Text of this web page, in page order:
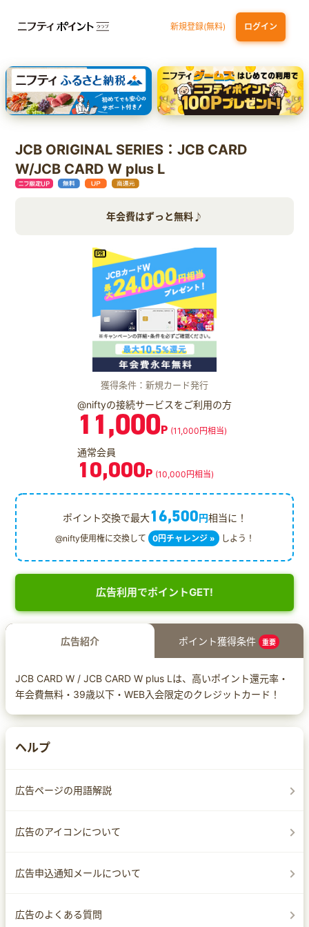
新規登録(無料) ログイン
dカード 九州カードNEXT JCB ORIGINAL SERIES：JCBカード S
三井住友カード ゴールド（NL）（家族カード発行）
【実質初月無料】DMM | Disney+(ディズニープラス) セットプラン
JCB ORIGINAL SERIES：JCB CARD
W/JCB CARD W plus L
年会費はずっと無料♪
獲得条件：新規カード発行
@niftyの接続サービスをご利用の方
11,000P (11,000円相当)
通常会員
10,000P (10,000円相当)
ポイント交換で最大16,500円相当に！
@nifty使用権に交換して 0円チャレンジ » しよう！
広告利用でポイントGET!
広告紹介 ポイント獲得条件 重要
JCB CARD W / JCB CARD W plus Lは、高いポイント還元率・
年会費無料・39歳以下・WEB入会限定のクレジットカード！
ヘルプ
広告ページの用語解説
広告のアイコンについて
広告申込通知メールについて
広告のよくある質問